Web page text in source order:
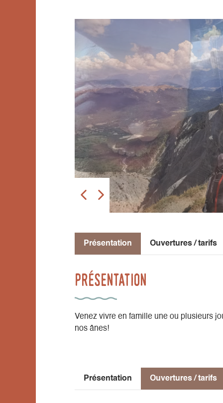
Présentation Ouvertures / tarifs
Présentation
Venez vivre en famille une ou plusieurs
nos ânes!
Présentation Ouvertures / tarifs